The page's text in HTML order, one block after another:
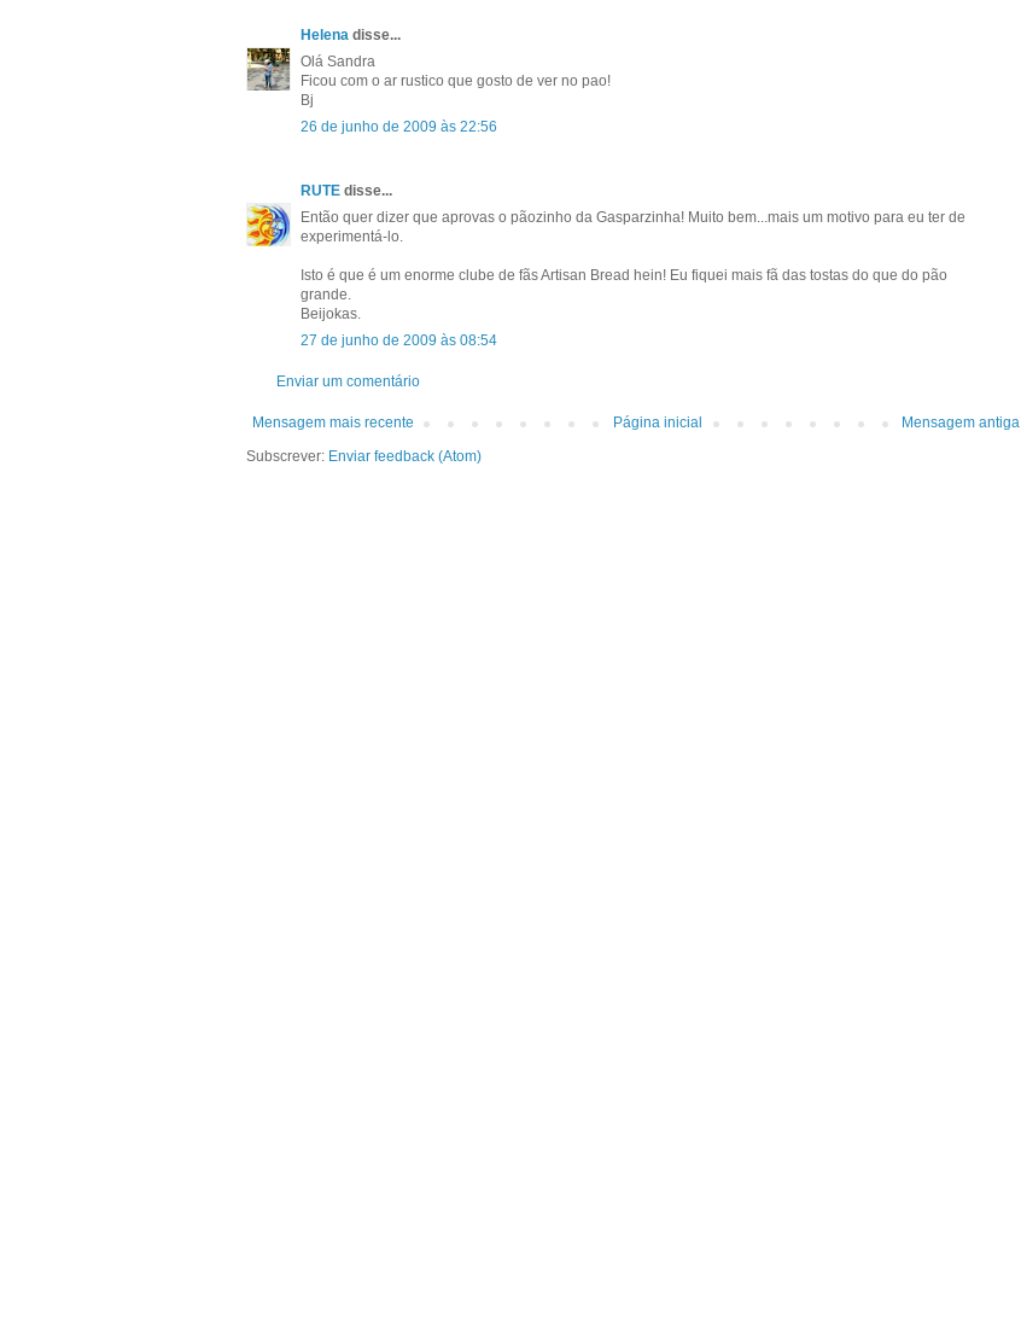
Helena disse...
Olá Sandra
Ficou com o ar rustico que gosto de ver no pao!
Bj
26 de junho de 2009 às 22:56
RUTE disse...
Então quer dizer que aprovas o pãozinho da Gasparzinha! Muito bem...mais um motivo para eu ter de
experimentá-lo.
Isto é que é um enorme clube de fãs Artisan Bread hein! Eu fiquei mais fã das tostas do que do pão
grande.
Beijokas.
27 de junho de 2009 às 08:54
Enviar um comentário
Mensagem mais recente Mensagem antiga
Página inicial
Subscrever: Enviar feedback (Atom)